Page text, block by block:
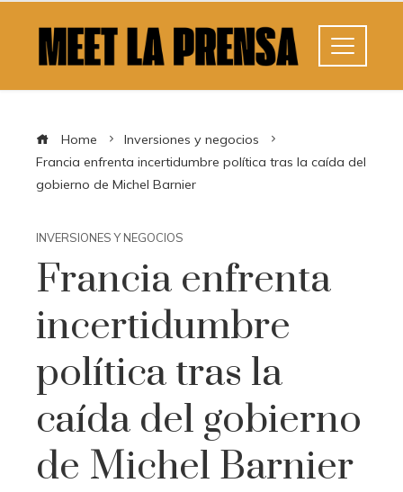
Home
Inversiones y negocios
Francia enfrenta incertidumbre política tras la caída del
gobierno de Michel Barnier
INVERSIONES Y NEGOCIOS
Francia enfrenta
incertidumbre
política tras la
caída del gobierno
de Michel Barnier